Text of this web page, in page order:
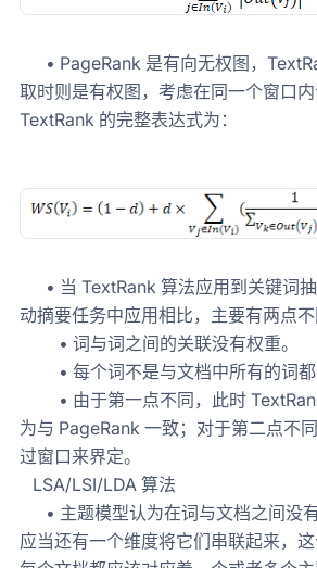
• PageRank 是有向无权图，
取时则是有权图，考虑在同一个窗口内
TextRank 的完整表达式为：
• 当 TextRank 算法应用到关键词
动摘要任务中应用相比，主要有两点不
• 词与词之间的关联没有权重。
• 每个词不是与文档中所有的词都
• 由于第一点不同，此时
为与 PageRank 一致；对于第二点不
过窗口来界定。
LSA/LSI/LDA 算法
• 主题模型认为在词与文档之间没
应当还有一个维度将它们串联起来，这